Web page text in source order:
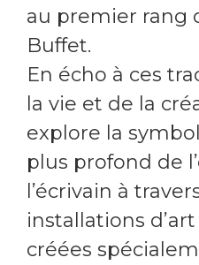
au premier rang
Buffet.
En écho à ces
la vie et de la
explore la
plus profond de
l’écrivain à
installations
créées